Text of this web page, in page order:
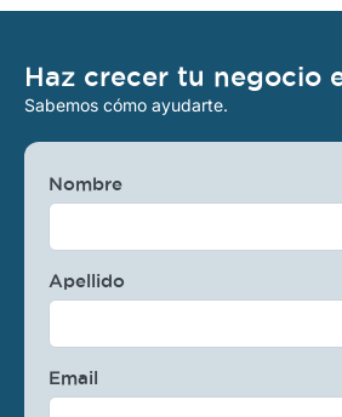
Haz crecer tu negocio
Sabemos cómo ayudarte.
Nombre
Apellido
Email